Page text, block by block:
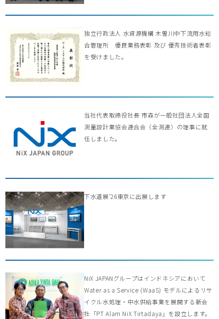
独立行政法人 水資源機構 木曽川中下流用水総
合管理所 優良業務表彰 及び 優秀技術者表彰
を受けました。
当社代表取締役社長 市森が一般社団法人全国
測量設計業協会連合会（全測連）の理事に就
任しました。
下水道展’26東京に出展します
NiX JAPANグループはインドネシアにおいて
Water as a Service (WaaS) モデルによるリサ
イクル水処理・中水供給事業を展開する新会
社「PT Alam NiX Tirtadaya」を設立します。